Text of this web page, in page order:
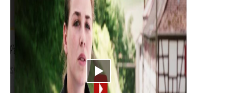
Video abspielen